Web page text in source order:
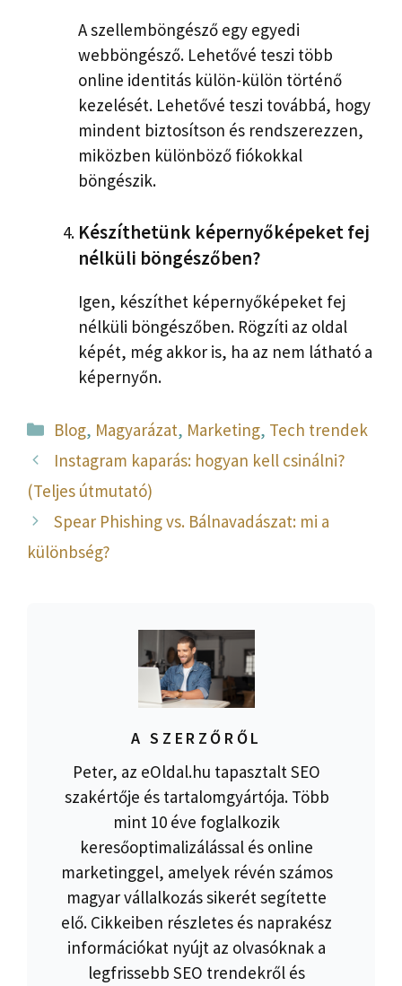
A szellemböngésző egy egyedi
webböngésző. Lehetővé teszi több
online identitás külön-külön történő
kezelését. Lehetővé teszi továbbá, hogy
mindent biztosítson és rendszerezzen,
miközben különböző fiókokkal
böngészik.
Készíthetünk képernyőképeket fej
nélküli böngészőben?
Igen, készíthet képernyőképeket fej
nélküli böngészőben. Rögzíti az oldal
képét, még akkor is, ha az nem látható a
képernyőn.
Kategória
Blog, Magyarázat, Marketing, Tech trendek
Instagram kaparás: hogyan kell csinálni?
(Teljes útmutató)
Spear Phishing vs. Bálnavadászat: mi a
különbség?
A SZERZŐRŐL
Peter, az eOldal.hu tapasztalt SEO
szakértője és tartalomgyártója. Több
mint 10 éve foglalkozik
keresőoptimalizálással és online
marketinggel, amelyek révén számos
magyar vállalkozás sikerét segítette
elő. Cikkeiben részletes és naprakész
információkat nyújt az olvasóknak a
legfrissebb SEO trendekről és